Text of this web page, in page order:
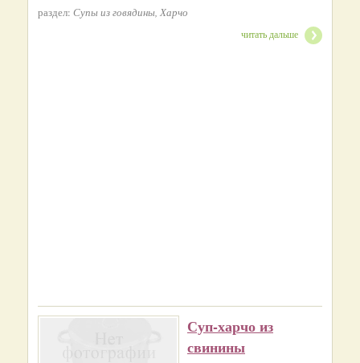
раздел: Супы из говядины, Харчо
читать дальше
Суп-харчо из
свинины